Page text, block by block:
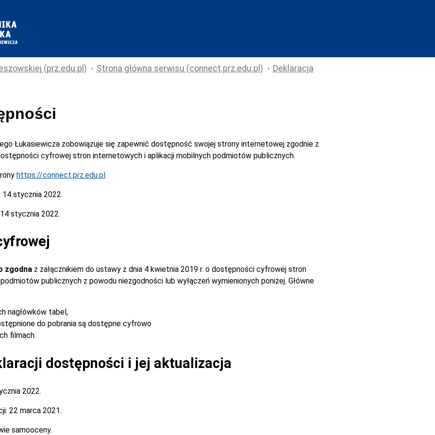
(prz.edu.pl) Strona główna serwisu (connect.prz.edu.pl) Deklaracja
Łukasiewiczazobowiązuje się zapewnić dostępność swojej strony internetowej zgodnie z
cyfrowej stron internetowych i aplikacji mobilnych podmiotów publicznych.
https://connect.prz.edu.pl.
14 stycznia 2022.
14 stycznia 2022.
zgodna z załącznikiem do ustawy z dnia 4 kwietnia 2019 r. o dostępności cyfrowej stron
publicznych z powodu niezgodności lub wyłączeń wymienionych poniżej. Główne
nagłówków tabel,
do pobrania są dostępne cyfrowo
filmach.
dostępności i jej aktualizacja
2022.
22 marca 2021.
samooceny.